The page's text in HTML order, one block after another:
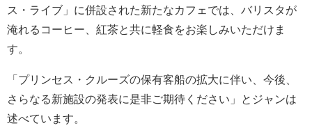
ス・ライブ」に併設された新たなカフェでは、バリスタが
淹れるコーヒー、紅茶と共に軽食をお楽しみいただけま
す。
「プリンセス・クルーズの保有客船の拡大に伴い、今後、
さらなる新施設の発表に是非ご期待ください」とジャンは
述べています。